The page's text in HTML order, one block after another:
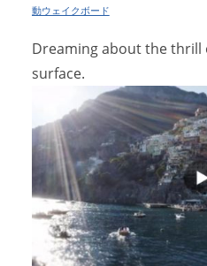
会社概要
アクセスマップ
お問い合わせ
リンク
動ウェイクボード
Dreaming about the thrill
surface.